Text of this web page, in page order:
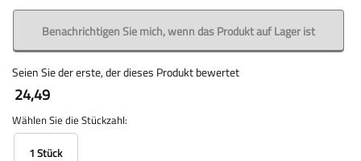
Benachrichtigen Sie mich, wenn das Produkt auf Lager ist
Seien Sie der erste, der dieses Produkt bewertet
24,49
Wählen Sie die Stückzahl:
1 Stück